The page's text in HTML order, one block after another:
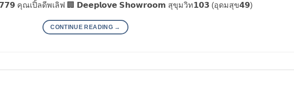
คุณเปิ้ลดีพเลิฟ 🏢 𝗗𝗲𝗲𝗽𝗹𝗼𝘃𝗲 𝗦𝗵𝗼𝘄𝗿𝗼𝗼𝗺 สุขุมวิท𝟭𝟬𝟯 (อุดมสุข𝟰𝟵)
CONTINUE READING →